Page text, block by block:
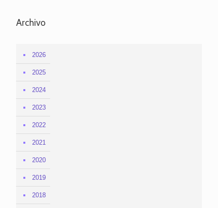
Archivo
2026
2025
2024
2023
2022
2021
2020
2019
2018